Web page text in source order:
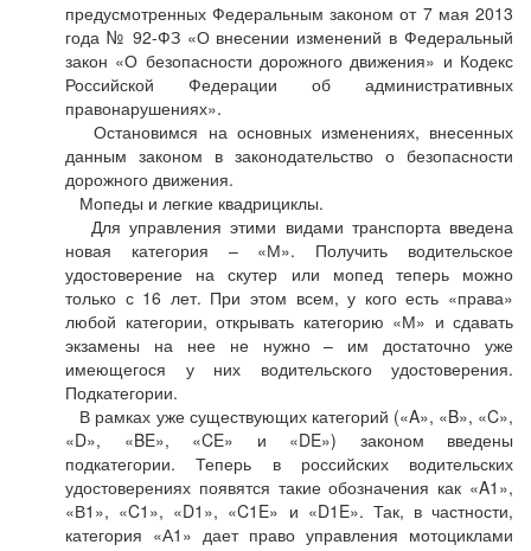
предусмотренных Федеральным законом от 7 мая 2013
года № 92-ФЗ «О внесении изменений в Федеральный
закон «О безопасности дорожного движения» и Кодекс
Российской Федерации об административных
правонарушениях».
Остановимся на основных изменениях, внесенных
данным законом в законодательство о безопасности
дорожного движения.
Мопеды и легкие квадрициклы.
Для управления этими видами транспорта введена
новая категория – «М». Получить водительское
удостоверение на скутер или мопед теперь можно
только с 16 лет. При этом всем, у кого есть «права»
любой категории, открывать категорию «М» и сдавать
экзамены на нее не нужно – им достаточно уже
имеющегося у них водительского удостоверения.
Подкатегории.
В рамках уже существующих категорий («A», «B», «C»,
«D», «BE», «CE» и «DE») законом введены
подкатегории. Теперь в российских водительских
удостоверениях появятся такие обозначения как «A1»,
«В1», «C1», «D1», «C1E» и «D1E». Так, в частности,
категория «А1» дает право управления мотоциклами